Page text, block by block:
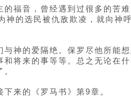
福音，曾经遇到过很多的苦
的选民被仇敌欺凌，就向
神的爱隔绝。保罗尽他所能
将来的事等等。总之无论在
来的《罗马书》第9章。